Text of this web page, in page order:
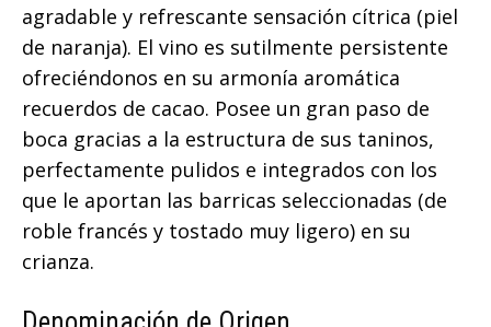
agradable y refrescante sensación cítrica (piel
de naranja). El vino es sutilmente persistente
ofreciéndonos en su armonía aromática
recuerdos de cacao. Posee un gran paso de
boca gracias a la estructura de sus taninos,
perfectamente pulidos e integrados con los
que le aportan las barricas seleccionadas (de
roble francés y tostado muy ligero) en su
crianza.